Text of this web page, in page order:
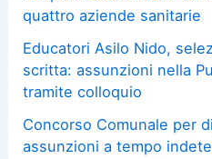
quattro aziende sanitarie
Educatori Asilo Nido,
scritta: assunzioni nella
tramite colloquio
Concorso Comunale per
assunzioni a tempo